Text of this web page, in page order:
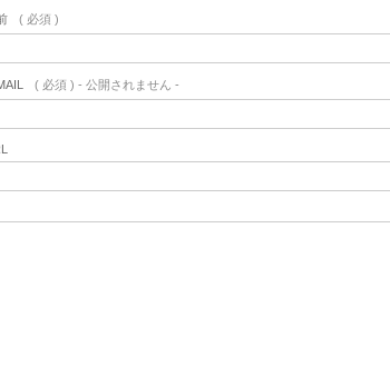
( 必須 )
( 必須 ) - 公開されません -